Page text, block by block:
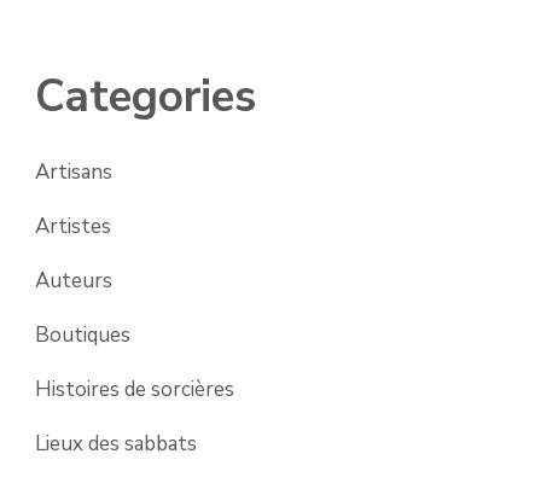
Categories
Artisans
Artistes
Auteurs
Boutiques
Histoires de sorcières
Lieux des sabbats